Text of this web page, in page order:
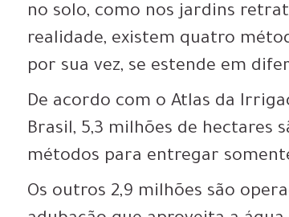
no solo, como nos jardins
realidade, existem quatro
por sua vez, se estende em
De acordo com o Atlas da
Brasil, 5,3 milhões de hectares
métodos para entregar
Os outros 2,9 milhões são